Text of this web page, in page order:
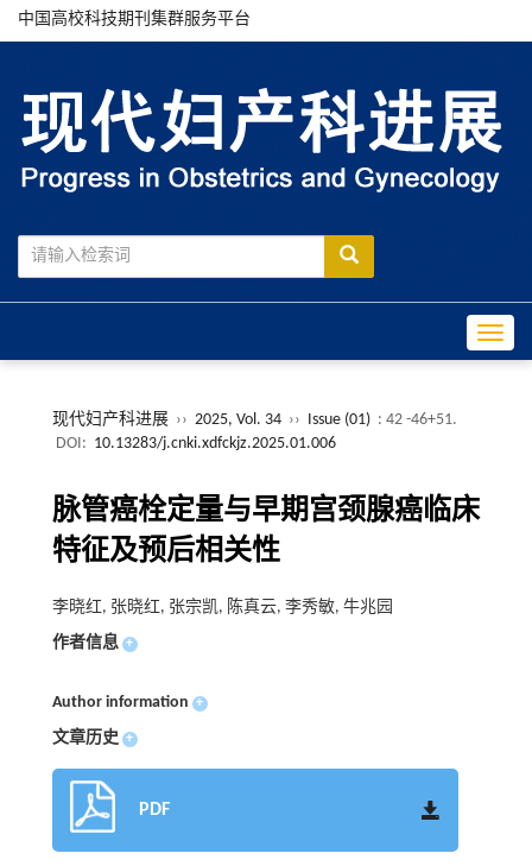
中国高校科技期刊集群服务平台
现代妇产科进展 ›› 2025, Vol. 34 ›› Issue (01) : 42 -46+51.
DOI: 10.13283/j.cnki.xdfckjz.2025.01.006
脉管癌栓定量与早期宫颈腺癌临床
特征及预后相关性
李晓红, 张晓红, 张宗凯, 陈真云, 李秀敏, 牛兆园
作者信息 +
Author information +
文章历史 +
PDF